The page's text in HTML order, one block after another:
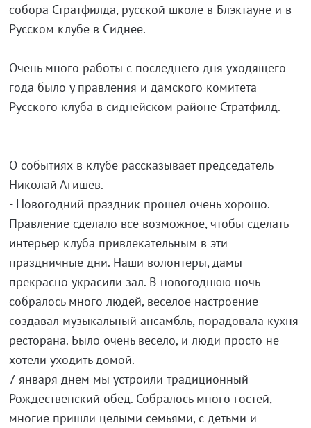
собора Стратфилда, русской школе в Блэктауне и в
Русском клубе в Сиднее.
Очень много работы с последнего дня уходящего
года было у правления и дамского комитета
Русского клуба в сиднейском районе Стратфилд.
О событиях в клубе рассказывает председатель
Николай Агишев.
- Новогодний праздник прошел очень хорошо.
Правление сделало все возможное, чтобы сделать
интерьер клуба привлекательным в эти
праздничные дни. Наши волонтеры, дамы
прекрасно украсили зал. В новогоднюю ночь
собралось много людей, веселое настроение
создавал музыкальный ансамбль, порадовала кухня
ресторана. Было очень весело, и люди просто не
хотели уходить домой.
7 января днем мы устроили традиционный
Рождественский обед. Собралось много гостей,
многие пришли целыми семьями, с детьми и